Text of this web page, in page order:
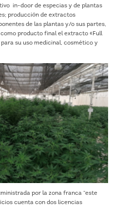
in-door de especias y de plantas
producción de extractos
de las plantas y/o sus partes,
producto final el extracto «Full
su uso medicinal, cosmético y
por la zona franca “este
cuenta con dos licencias